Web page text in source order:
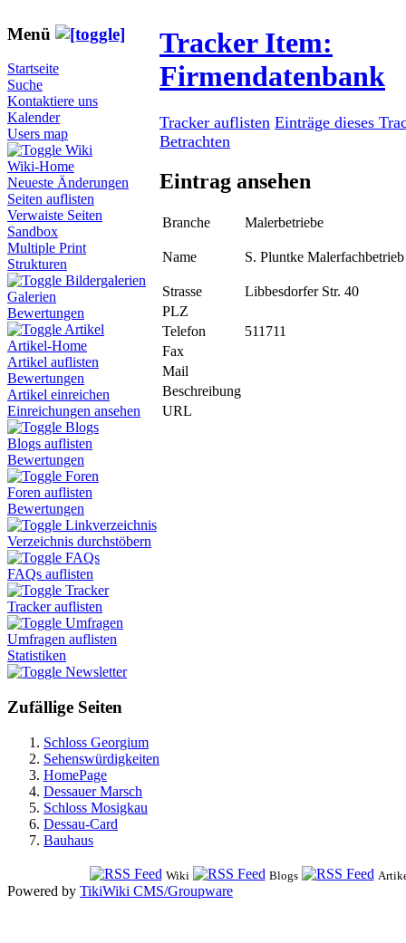
Menü
Startseite
Suche
Kontaktiere uns
Kalender
Users map
Wiki
Wiki-Home
Neueste Änderungen
Seiten auflisten
Verwaiste Seiten
Sandbox
Multiple Print
Strukturen
Bildergalerien
Galerien
Bewertungen
Artikel
Artikel-Home
Artikel auflisten
Bewertungen
Artikel einreichen
Einreichungen ansehen
Blogs
Blogs auflisten
Bewertungen
Foren
Foren auflisten
Bewertungen
Linkverzeichnis
Verzeichnis durchstöbern
FAQs
FAQs auflisten
Tracker
Tracker auflisten
Umfragen
Umfragen auflisten
Statistiken
Newsletter
Zufällige Seiten
Schloss Georgium
Sehenswürdigkeiten
HomePage
Dessauer Marsch
Schloss Mosigkau
Dessau-Card
Bauhaus
Tracker Item:
Firmendatenbank
Tracker auflisten Einträge dieses
Betrachten
Eintrag ansehen
Branche Malerbetriebe
Name S. Pluntke Malerfachbetrieb
Strasse
Libbesdorfer Str. 40
PLZ
Telefon
511711
Fax
Mail
Beschreibung
URL
Wiki Blogs
Powered by TikiWiki CMS/Groupware